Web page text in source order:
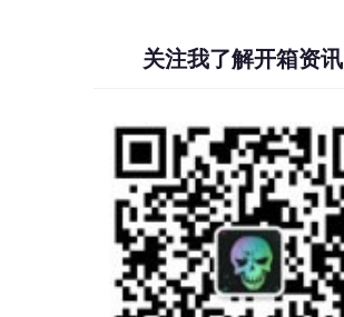
关注我了解开箱资讯